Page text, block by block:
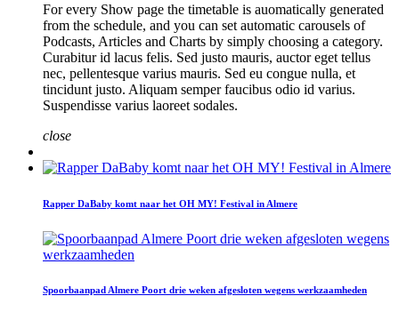
For every Show page the timetable is auomatically generated
from the schedule, and you can set automatic carousels of
Podcasts, Articles and Charts by simply choosing a category.
Curabitur id lacus felis. Sed justo mauris, auctor eget tellus
nec, pellentesque varius mauris. Sed eu congue nulla, et
tincidunt justo. Aliquam semper faucibus odio id varius.
Suspendisse varius laoreet sodales.
close
Rapper DaBaby komt naar het OH MY! Festival in Almere
Spoorbaanpad Almere Poort drie weken afgesloten wegens werkzaamheden